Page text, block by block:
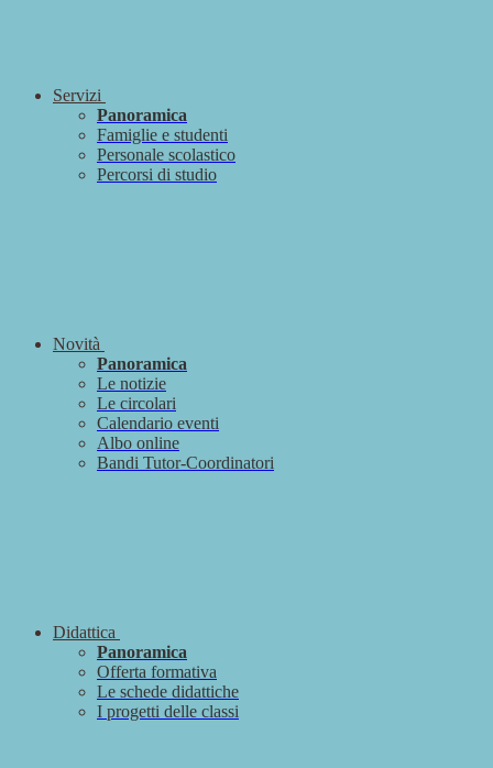
Servizi
Panoramica
Famiglie e studenti
Personale scolastico
Percorsi di studio
Novità
Panoramica
Le notizie
Le circolari
Calendario eventi
Albo online
Bandi Tutor-Coordinatori
Didattica
Panoramica
Offerta formativa
Le schede didattiche
I progetti delle classi